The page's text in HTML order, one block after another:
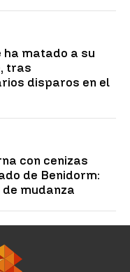
ha matado a su
tras
disparos en el
con cenizas
de Benidorm:
mudanza